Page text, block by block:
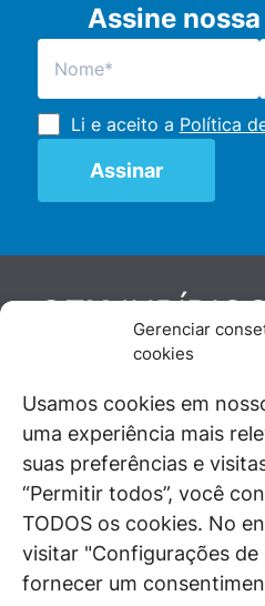
Gerenciar
cookies
Usamos cookies em
uma experiência mais
suas preferências e
“Permitir todos”, você
TODOS os cookies. No
visitar "Configurações de
fornecer um
Assine
Li e aceito a Política
GEN
De maneira independente,
juristas e doutrinadores
diante de questões
universo jurídico.